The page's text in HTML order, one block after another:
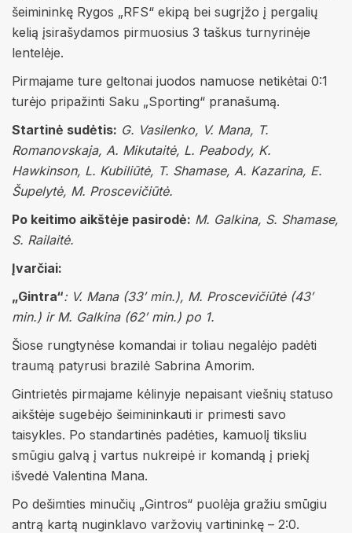
šeimininkę Rygos „RFS“ ekipą bei sugrįžo į pergalių
kelią įsirašydamos pirmuosius 3 taškus turnyrinėje
lentelėje.
Pirmajame ture geltonai juodos namuose netikėtai 0:1
turėjo pripažinti Saku „Sporting“ pranašumą.
Startinė sudėtis: G. Vasilenko, V. Mana, T.
Romanovskaja, A. Mikutaitė, L. Peabody, K.
Hawkinson, L. Kubiliūtė, T. Shamase, A. Kazarina, E.
Šupelytė, M. Proscevičiūtė.
Po keitimo aikštėje pasirodė: M. Galkina, S. Shamase,
S. Railaitė.
Įvarčiai:
„Gintra“: V. Mana (33′ min.), M. Proscevičiūtė (43′
min.) ir M. Galkina (62′ min.) po 1.
Šiose rungtynėse komandai ir toliau negalėjo padėti
traumą patyrusi brazilė Sabrina Amorim.
Gintrietės pirmajame kėlinyje nepaisant viešnių statuso
aikštėje sugebėjo šeimininkauti ir primesti savo
taisykles. Po standartinės padėties, kamuolį tiksliu
smūgiu galvą į vartus nukreipė ir komandą į priekį
išvedė Valentina Mana.
Po dešimties minučių „Gintros“ puolėja gražiu smūgiu
antrą kartą nuginklavo varžovių vartininkę – 2:0.